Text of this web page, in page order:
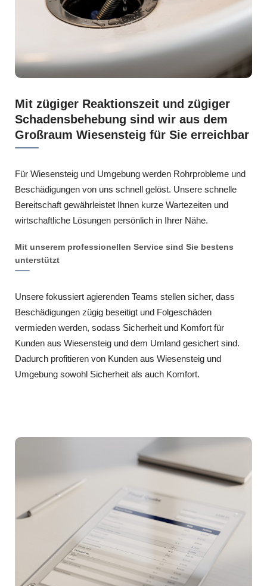
Mit zügiger Reaktionszeit und zügiger
Schadensbehebung sind wir aus dem
Großraum Wiesensteig für Sie erreichbar
Für Wiesensteig und Umgebung werden Rohrprobleme und
Beschädigungen von uns schnell gelöst. Unsere schnelle
Bereitschaft gewährleistet Ihnen kurze Wartezeiten und
wirtschaftliche Lösungen persönlich in Ihrer Nähe.
Mit unserem professionellen Service sind Sie bestens
unterstützt
Unsere fokussiert agierenden Teams stellen sicher, dass
Beschädigungen zügig beseitigt und Folgeschäden
vermieden werden, sodass Sicherheit und Komfort für
Kunden aus Wiesensteig und dem Umland gesichert sind.
Dadurch profitieren von Kunden aus Wiesensteig und
Umgebung sowohl Sicherheit als auch Komfort.